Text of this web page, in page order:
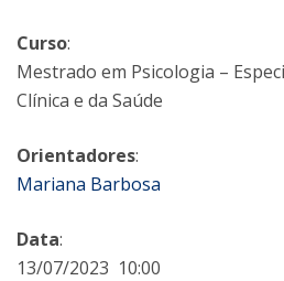
Curso:
Mestrado em Psicologia –
Clínica e da Saúde
Orientadores:
Mariana Barbosa
Data:
13/07/2023 10:00